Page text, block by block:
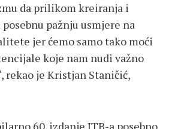
da prilikom kreiranja i
pažnju usmjere na
jer ćemo samo tako moći
koje nam nudi važno
rekao je Kristjan Staničić,
60. izdanje ITB-a posebno